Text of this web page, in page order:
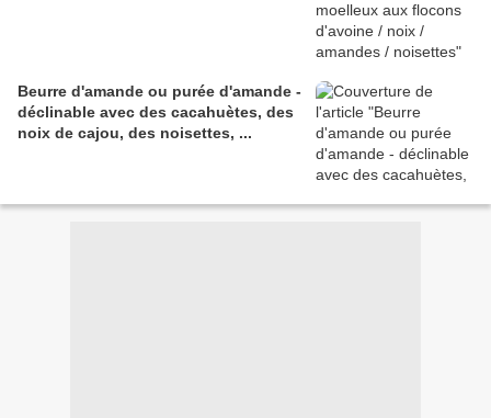
Beurre d'amande ou purée d'amande -
déclinable avec des cacahuètes, des
noix de cajou, des noisettes, ...